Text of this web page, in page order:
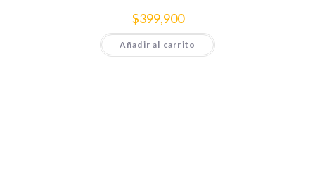
$399,900
Añadir al carrito